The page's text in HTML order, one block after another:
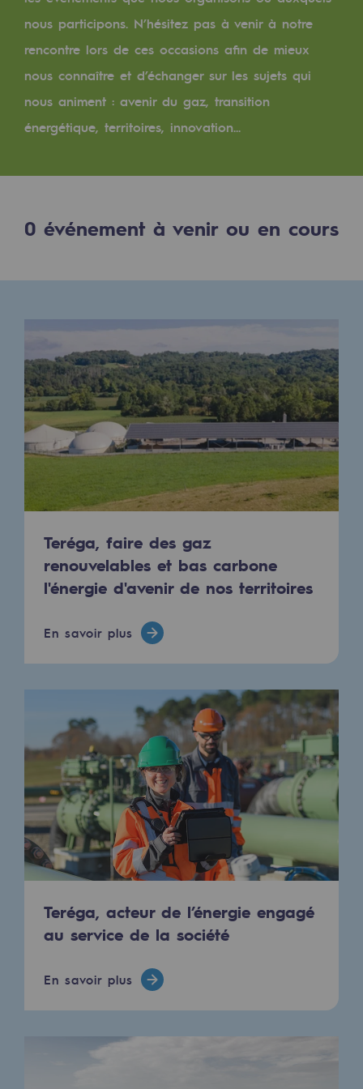
Transversalité et Collaboratif
Notre culture et nos valeurs
Une organisation certifiée
Notre organisation
Indicateurs
Les énergies d'avenir
Les énergies d'avenir
Notre vision
Gaz renouvelables et procédés durables
Gaz renouvelables et procédés
Pyrogazéification et gazéification
Méthanation
Captage de CO2
Concertations CH4, H2 et CO2
Espace pédagogique
2050 : un monde d’énergies
Objectif Hydrogène
CCUS Objectif Zéro CO2
Objectif Biométhane
Le Labo
Acteur engagé
Acteur engagé
Ambition RSE
Responsabilité environnementale
Responsabilité environnementale
nous participons. N’hésitez pas à venir à notre
rencontre lors de ces occasions afin de mieux
nous connaître et d’échanger sur les sujets qui
nous animent : avenir du gaz, transition
énergétique, territoires, innovation...
0 événement à venir ou en cours
Teréga, faire des gaz
renouvelables et bas carbone
l'énergie d'avenir de nos territoires
En savoir plus
Teréga, acteur de l’énergie engagé
au service de la société
En savoir plus